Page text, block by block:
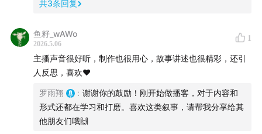
共3条回复
鱼籽_wAWo
2026.5.06
1
主播声音很好听，制作也很用心，故事讲述也很精彩，还引
人反思，喜欢❤️
罗雨翔 : 谢谢你的鼓励！刚开始做播客，对于内容和
形式还都在学习和打磨。喜欢这类叙事，请帮我分享给其
他朋友们哦🙌